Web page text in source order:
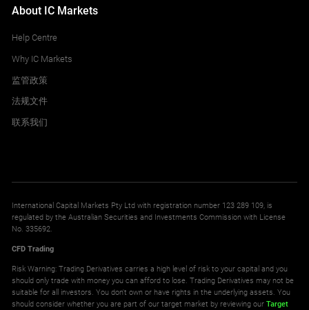
About IC Markets
Help Centre
Why IC Markets
监管政策
法规文件
联系我们
International Capital Markets Pty Ltd with registration number 123 289 109, is
regulated by the Australian Securities and Investments Commission with License
No. 335692.
CFD Trading
Risk Warning: Trading Derivatives carries a high level of risk to your capital and you
should only trade with money you can afford to lose. Trading Derivatives may not be
suitable for all investors. You don't own or have rights in the underlying assets. You
should consider whether you are part of our target market by reviewing ourTarget